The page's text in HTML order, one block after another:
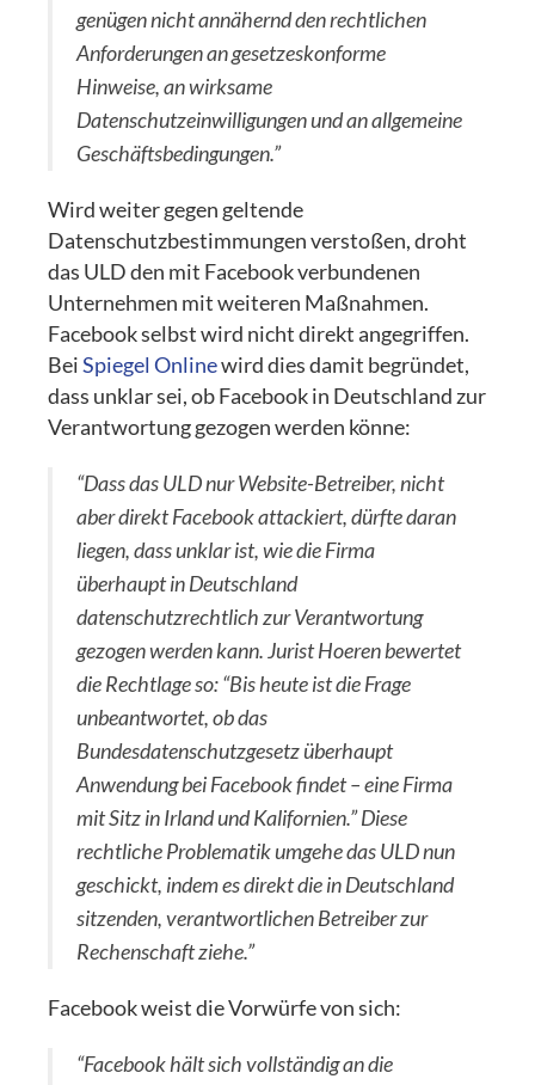
genügen nicht annähernd den rechtlichen
Anforderungen an gesetzeskonforme
Hinweise, an wirksame
Datenschutzeinwilligungen und an allgemeine
Geschäftsbedingungen.”
Wird weiter gegen geltende
Datenschutzbestimmungen verstoßen, droht
das ULD den mit Facebook verbundenen
Unternehmen mit weiteren Maßnahmen.
Facebook selbst wird nicht direkt angegriffen.
BeiSpiegel Onlinewird dies damit begründet,
dass unklar sei, ob Facebook in Deutschland zur
Verantwortung gezogen werden könne:
“Dass das ULD nur Website-Betreiber, nicht
aber direkt Facebook attackiert, dürfte daran
liegen, dass unklar ist, wie die Firma
überhaupt in Deutschland
datenschutzrechtlich zur Verantwortung
gezogen werden kann. Jurist Hoeren bewertet
die Rechtlage so: “Bis heute ist die Frage
unbeantwortet, ob das
Bundesdatenschutzgesetz überhaupt
Anwendung bei Facebook findet – eine Firma
mit Sitz in Irland und Kalifornien.” Diese
rechtliche Problematik umgehe das ULD nun
geschickt, indem es direkt die in Deutschland
sitzenden, verantwortlichen Betreiber zur
Rechenschaft ziehe.”
Facebook weist die Vorwürfe von sich:
“Facebook hält sich vollständig an die